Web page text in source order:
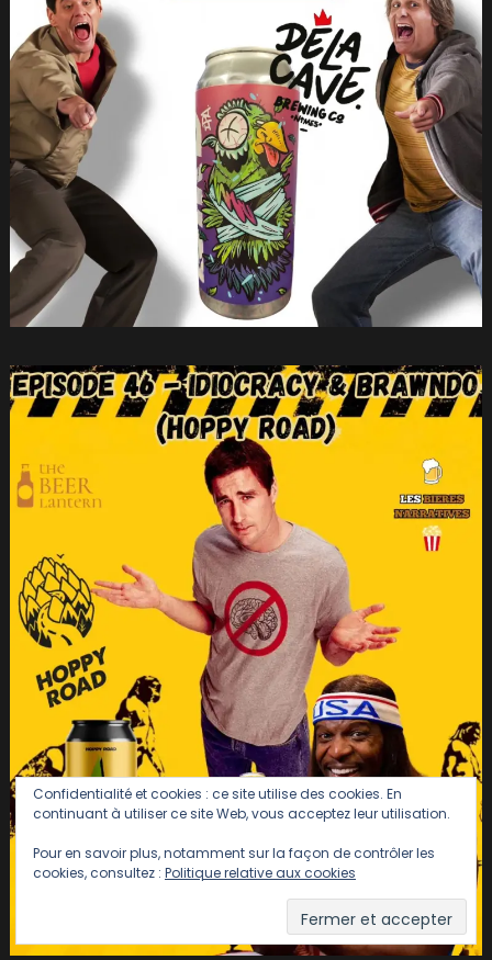
Confidentialité et cookies : ce site utilise des cookies. En
continuant à utiliser ce site Web, vous acceptez leur utilisation.
Pour en savoir plus, notamment sur la façon de contrôler les
cookies, consultez : Politique relative aux cookies